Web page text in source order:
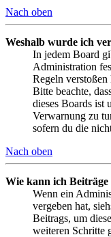
Nach oben
Weshalb wurde ich
In jedem Board
Administration
Regeln
Bitte beachte,
dieses Boards ist
Verwarnung zu
sofern du die
Nach oben
Wie kann ich
Wenn ein
vergeben hat,
Beitrags, um
weiteren Schritte